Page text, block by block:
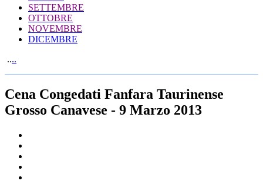
SETTEMBRE
OTTOBRE
NOVEMBRE
DICEMBRE
....
Cena Congedati Fanfara Taurinense
Grosso Canavese - 9 Marzo 2013